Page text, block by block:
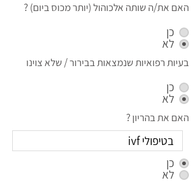
האם את/ה שותה אלכוהול (יותר מכוס ביום) ?
כן
לא
בעיות רפואיות שנמצאות בבירור / שלא צוינו
כן
לא
האם את בהריון ?
כן
לא